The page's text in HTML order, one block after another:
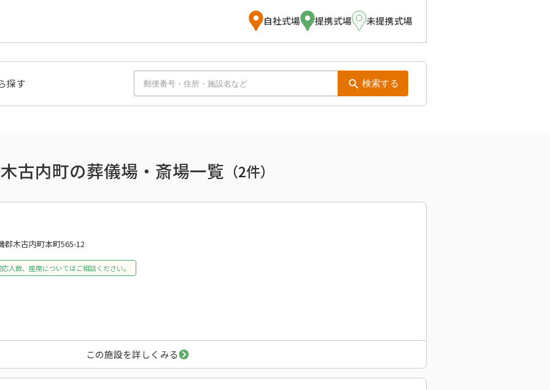
自社式場 提携式場 未提携式場
探す 検索する
木古内町の葬儀場・斎場一覧 （2件）
郡木古内町本町565-12
応人数、座席についてはご相談ください。
この施設を詳しくみる